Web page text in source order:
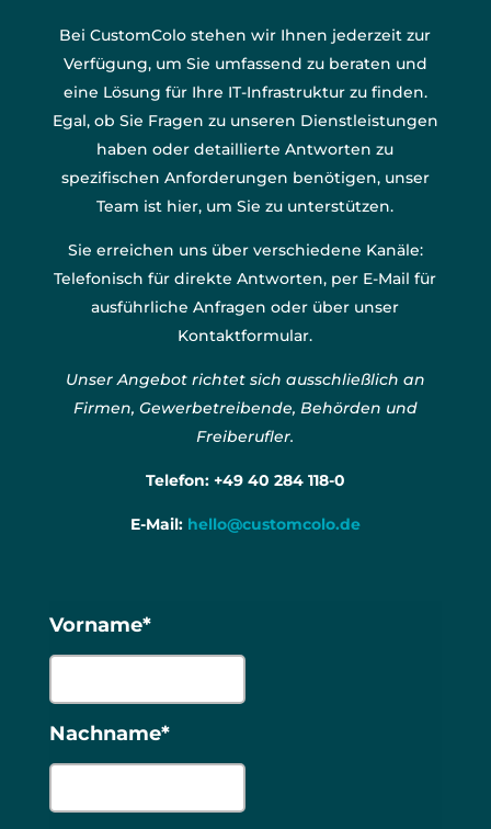
Bei CustomColo stehen wir Ihnen jederzeit zur
Verfügung, um Sie umfassend zu beraten und
eine Lösung für Ihre IT-Infrastruktur zu finden.
Egal, ob Sie Fragen zu unseren Dienstleistungen
haben oder detaillierte Antworten zu
spezifischen Anforderungen benötigen, unser
Team ist hier, um Sie zu unterstützen.
Sie erreichen uns über verschiedene Kanäle:
Telefonisch für direkte Antworten, per E-Mail für
ausführliche Anfragen oder über unser
Kontaktformular.
Unser Angebot richtet sich ausschließlich an
Firmen, Gewerbetreibende, Behörden und
Freiberufler.
Telefon: +49 40 284 118-0
E-Mail: hello@customcolo.de
Vorname*
Nachname*